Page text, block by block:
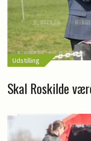
Udstilling
Skal Roskilde